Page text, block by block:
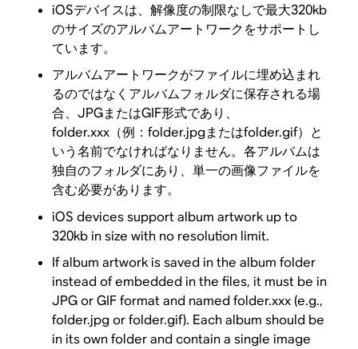
iOSデバイスは、解像度の制限なしで最大320kb
のサイズのアルバムアートワークをサポートし
ています。
アルバムアートワークがファイルに埋め込まれ
るのではなくアルバムフォルダに保存される場
合、JPGまたはGIF形式であり、
folder.xxx（例：folder.jpgまたはfolder.gif）と
いう名前でなければなりません。各アルバムは
独自のフォルダにあり、単一の画像ファイルを
含む必要があります。
iOS devices support album artwork up to
320kb in size with no resolution limit.
If album artwork is saved in the album folder
instead of embedded in the files, it must be in
JPG or GIF format and named folder.xxx (e.g.,
folder.jpg or folder.gif). Each album should be
in its own folder and contain a single image